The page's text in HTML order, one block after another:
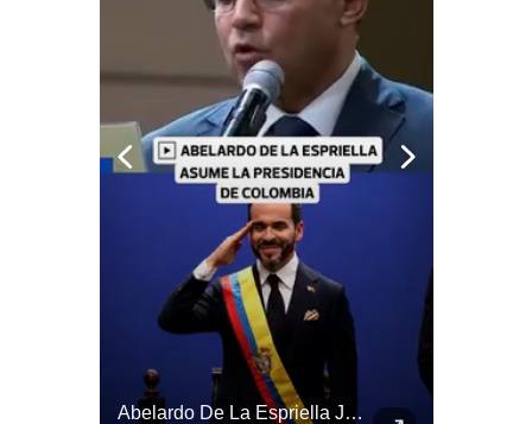
Abelardo De La Espriella Juramenta Como Nuevo Presidente | Gestión Mundo